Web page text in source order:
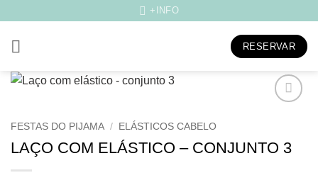
content
+INFO
RESERVAR
meus
desejos
FESTAS DO PIJAMA / ELÁSTICOS CABELO
LAÇO COM ELÁSTICO – CONJUNTO 3